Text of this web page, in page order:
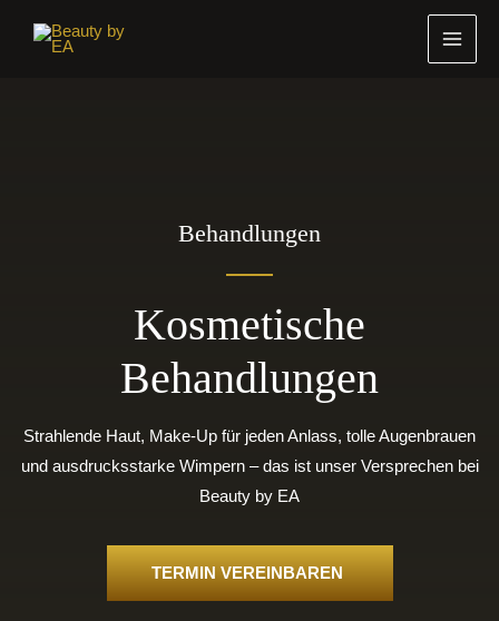
Inhalt
Behandlungen
Kosmetische
Behandlungen
Strahlende Haut, Make-Up für jeden Anlass, tolle Augenbrauen
und ausdrucksstarke Wimpern – das ist unser Versprechen bei
Beauty by EA
TERMIN VEREINBAREN